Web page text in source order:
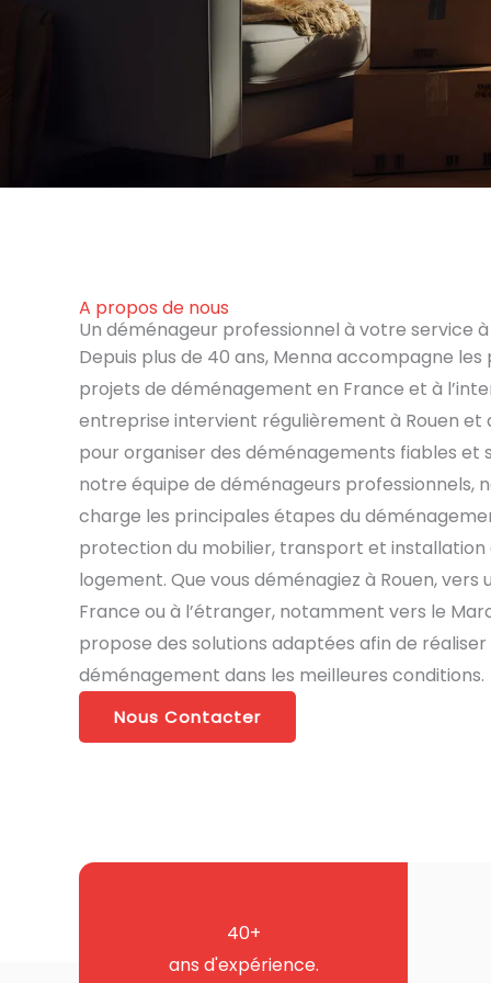
A propos de nous
Un déménageur professionnel à votre service à
Depuis plus de 40 ans, Menna accompagne
projets de déménagement en France et à
entreprise intervient régulièrement à Rouen et
pour organiser des déménagements fiables et
notre équipe de déménageurs professionnels,
charge les principales étapes du
protection du mobilier, transport et installation
logement. Que vous déménagiez à Rouen, vers
France ou à l’étranger, notamment vers le
propose des solutions adaptées afin de
déménagement dans les meilleures conditions.
Nous Contacter
40+
ans d'expérience.